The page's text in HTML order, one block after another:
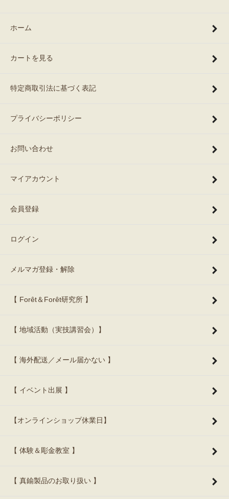
ホーム
カートを見る
特定商取引法に基づく表記
プライバシーポリシー
お問い合わせ
マイアカウント
会員登録
ログイン
メルマガ登録・解除
【 Forêt＆Forêt研究所 】
【 地域活動（実技講習会）】
【 海外配送／メール届かない 】
【 イベント出展 】
【オンラインショップ休業日】
【 体験＆彫金教室 】
【 真鍮製品のお取り扱い 】